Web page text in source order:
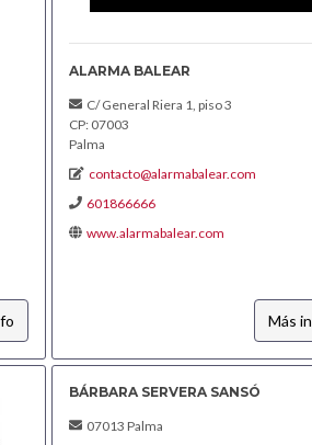
ALARMA BALEAR
C/ General Riera 1, piso 3
CP: 07003
Palma
contacto@alarmabalear.com
601866666
www.alarmabalear.com
Más
BÁRBARA SERVERA SANSÓ
07013 Palma